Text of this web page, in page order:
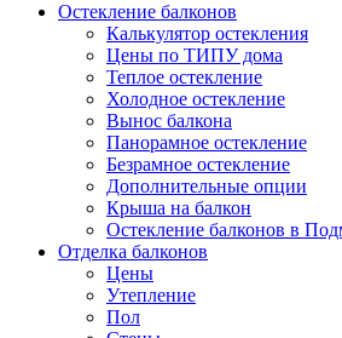
Остекление балконов
Калькулятор остекления
Цены по ТИПУ дома
Теплое остекление
Холодное остекление
Вынос балкона
Панорамное остекление
Безрамное остекление
Дополнительные опции
Крыша на балкон
Остекление балконов в
Отделка балконов
Цены
Утепление
Пол